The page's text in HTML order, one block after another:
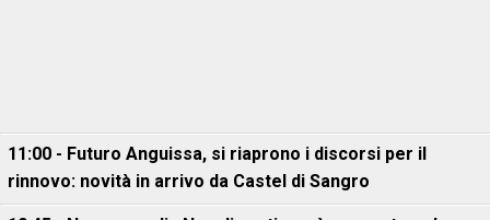
11:00 - Futuro Anguissa, si riaprono i discorsi per il
rinnovo: novità in arrivo da Castel di Sangro